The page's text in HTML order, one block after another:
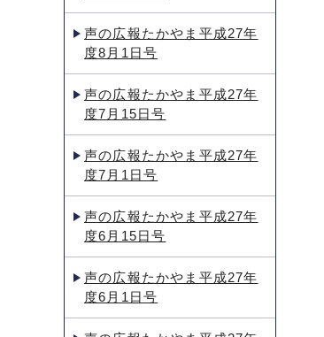
声の広報たかやま平成27年
度8月1日号
声の広報たかやま平成27年
度7月15日号
声の広報たかやま平成27年
度7月1日号
声の広報たかやま平成27年
度6月15日号
声の広報たかやま平成27年
度6月1日号